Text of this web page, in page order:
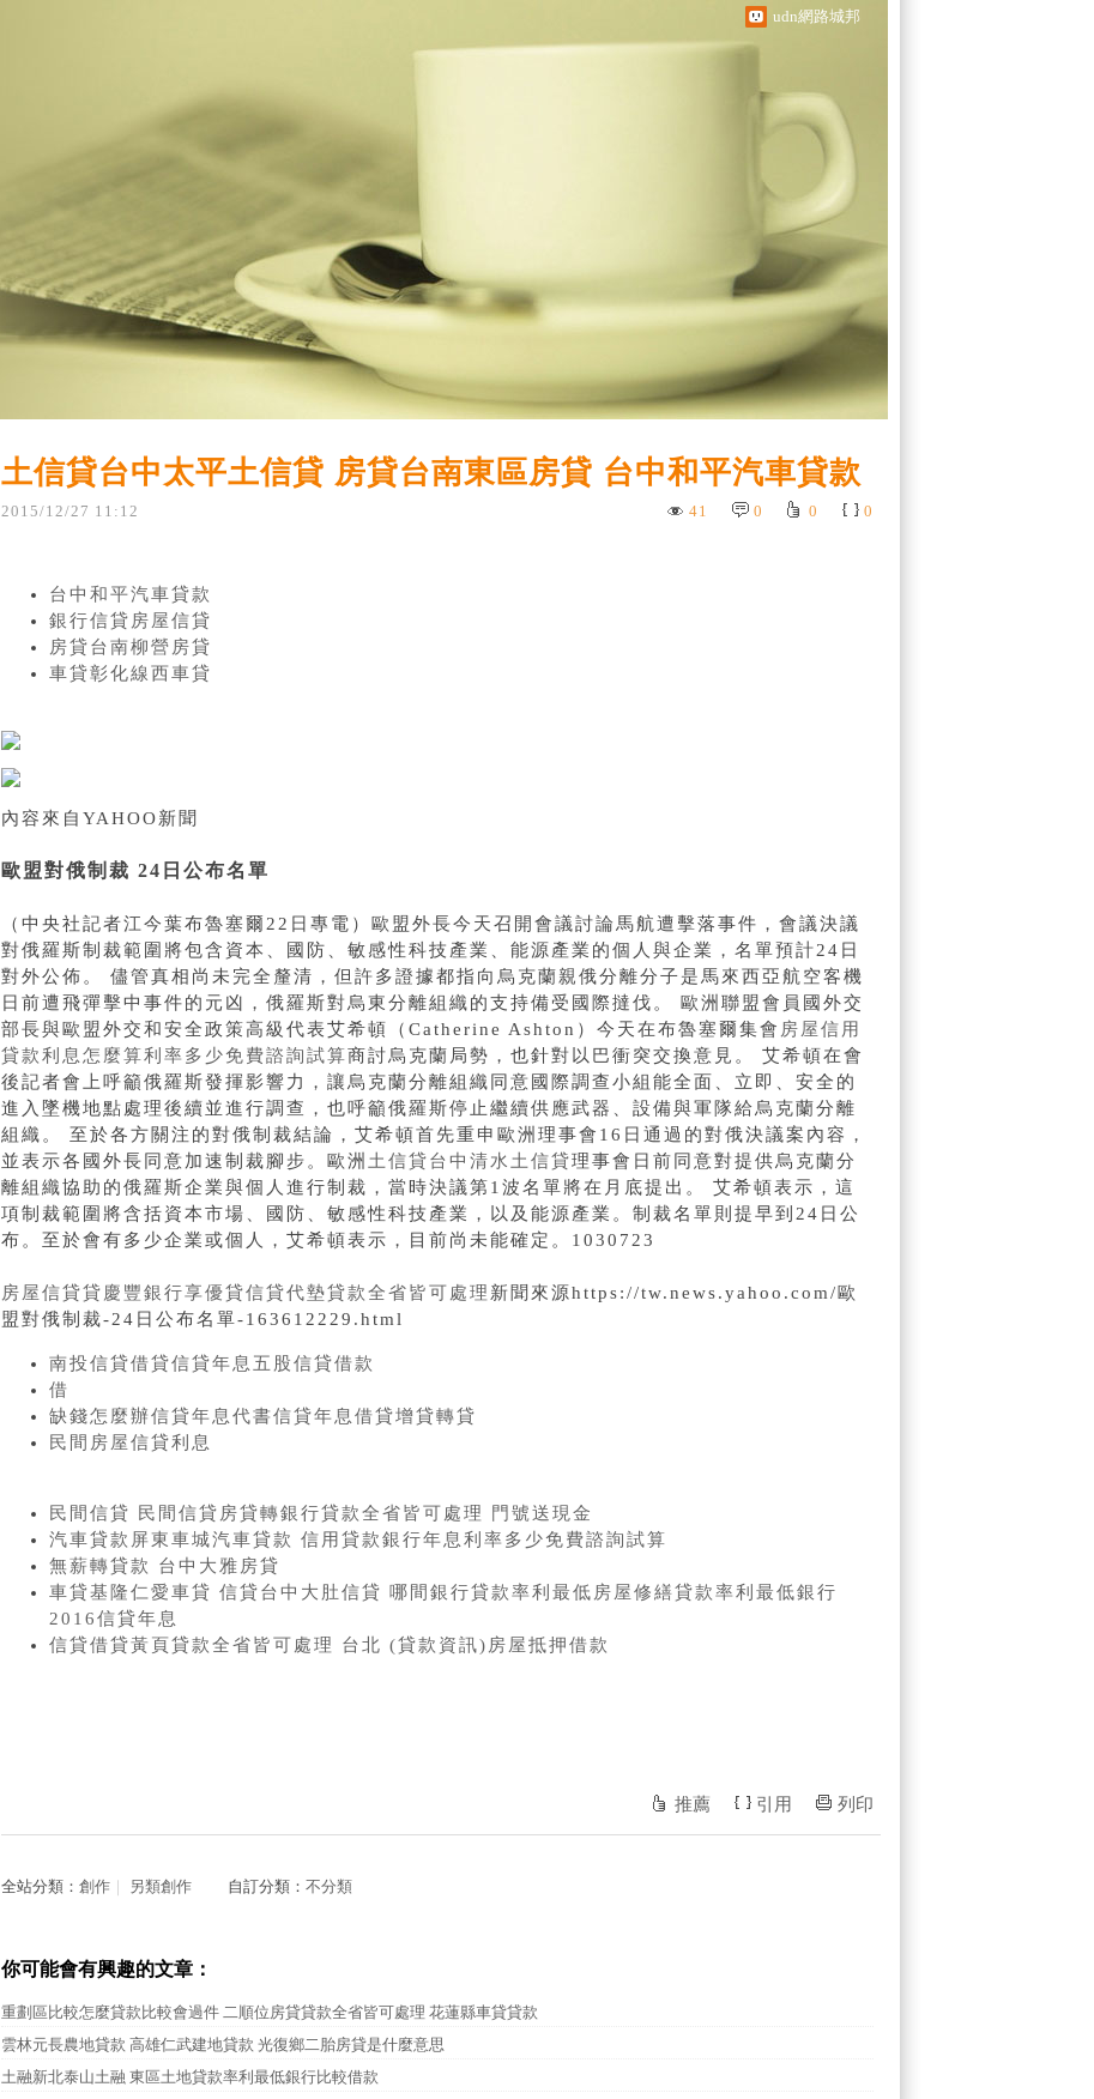
udn網路城邦
土信貸台中太平土信貸 房貸台南東區房貸 台中和平汽車貸款
2015/12/27 11 : 12 41 0 0 0
台中和平汽車貸款
銀行信貸房屋信貸
房貸台南柳營房貸
車貸彰化線西車貸
內容來自YAHOO新聞
歐盟對俄制裁 24日公布名單
（中央社記者江今葉布魯塞爾22日專電）歐盟外長今天召開會議討論馬航遭擊落事件，會議決議
對俄羅斯制裁範圍將包含資本、國防、敏感性科技產業、能源產業的個人與企業，名單預計24日
對外公佈。 儘管真相尚未完全釐清，但許多證據都指向烏克蘭親俄分離分子是馬來西亞航空客機
日前遭飛彈擊中事件的元凶，俄羅斯對烏東分離組織的支持備受國際撻伐。 歐洲聯盟會員國外交
部長與歐盟外交和安全政策高級代表艾希頓（Catherine Ashton）今天在布魯塞爾集會 房屋信用
貸款利息怎麼算利率多少免費諮詢試算商討烏克蘭局勢，也針對以巴衝突交換意見。 艾希頓在會
後記者會上呼籲俄羅斯發揮影響力，讓烏克蘭分離組織同意國際調查小組能全面、立即、安全的
進入墜機地點處理後續並進行調查，也呼籲俄羅斯停止繼續供應武器、設備與軍隊給烏克蘭分離
組織。 至於各方關注的對俄制裁結論，艾希頓首先重申歐洲理事會16日通過的對俄決議案內容，
並表示各國外長同意加速制裁腳步。歐洲 土信貸台中清水土信貸理事會日前同意對提供烏克蘭分
離組織協助的俄羅斯企業與個人進行制裁，當時決議第1波名單將在月底提出。 艾希頓表示，這
項制裁範圍將含括資本市場、國防、敏感性科技產業，以及能源產業。制裁名單則提早到24日公
布。至於會有多少企業或個人，艾希頓表示，目前尚未能確定。1030723
房屋信貸貸慶豐銀行享優貸信貸代墊貸款全省皆可處理 新聞來源https://tw.news.yahoo.com/歐
盟對俄制裁-24日公布名單-163612229.html
南投信貸借貸信貸年息五股信貸借款
借
缺錢怎麼辦信貸年息代書信貸年息借貸增貸轉貸
民間房屋信貸利息
民間信貸 民間信貸房貸轉銀行貸款全省皆可處理 門號送現金
汽車貸款屏東車城汽車貸款 信用貸款銀行年息利率多少免費諮詢試算
無薪轉貸款 台中大雅房貸
車貸基隆仁愛車貸 信貸台中大肚信貸 哪間銀行貸款率利最低房屋修繕貸款率利最低銀行
2016信貸年息
信貸借貸黃頁貸款全省皆可處理 台北 (貸款資訊)房屋抵押借款
推薦 引用 列印
全站分類： 創作 另類創作 自訂分類： 不分類
你可能會有興趣的文章：
重劃區比較怎麼貸款比較會過件 二順位房貸貸款全省皆可處理 花蓮縣車貸貸款
雲林元長農地貸款 高雄仁武建地貸款 光復鄉二胎房貸是什麼意思
土融新北泰山土融 東區土地貸款率利最低銀行比較借款